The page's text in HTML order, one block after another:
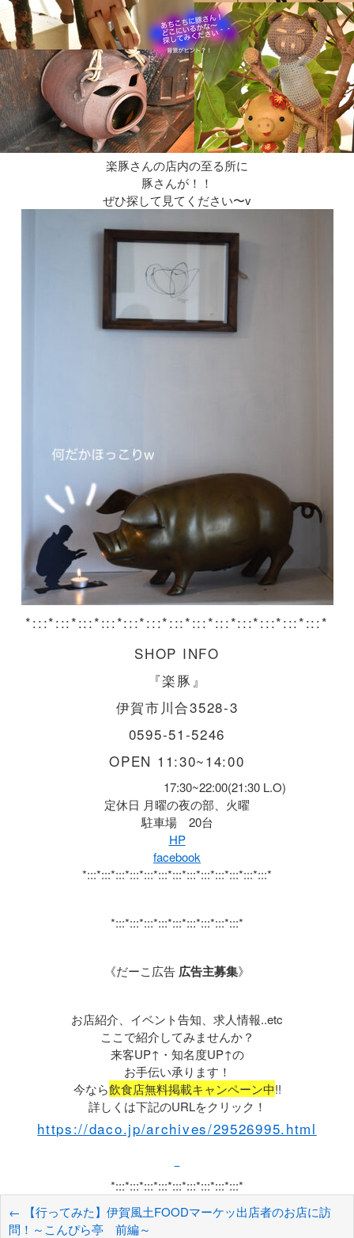
楽豚さんの店内の至る所に
豚さんが！！
ぜひ探して見てください〜v
*:::*:::*:::*:::*:::*:::*:::*:::*:::*:::*:::*:::*:::*
SHOP INFO
『楽豚』
伊賀市川合3528-3
0595-51-5246
OPEN 11:30~14:00
17:30~22:00(21:30 L.O)
定休日 月曜の夜の部、火曜
駐車場 20台
HP
facebook
*:::*:::*:::*:::*:::*:::*:::*:::*:::*:::*:::*:::*:::*
*:::*:::*:::*:::*:::*:::*:::*:::*:::*
《だーこ広告 広告主募集》
お店紹介、イベント告知、求人情報..etc
ここで紹介してみませんか？
来客UP↑・知名度UP↑の
お手伝い承ります！
今なら飲食店無料掲載キャンペーン中!!
詳しくは下記のURLをクリック！
https://daco.jp/archives/29526995.html
*:::*:::*:::*:::*:::*:::*:::*:::*:::*
← 【行ってみた】伊賀風土FOODマーケッ出店者のお店に訪
問！～こんぴら亭 前編～